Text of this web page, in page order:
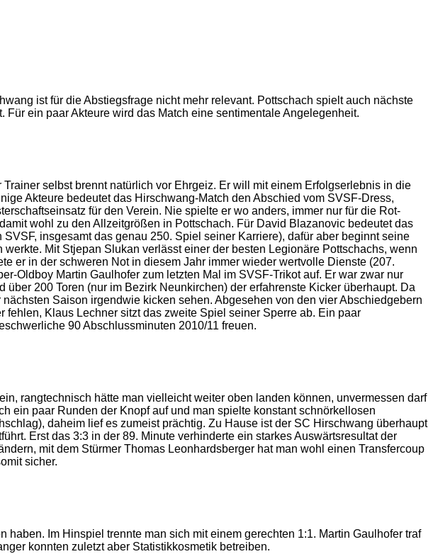
ist für die Abstiegsfrage nicht mehr relevant. Pottschach spielt auch nächste
ein paar Akteure wird das Match eine sentimentale Angelegenheit.
selbst brennt natürlich vor Ehrgeiz. Er will mit einem Erfolgserlebnis in die
Akteure bedeutet das Hirschwang-Match den Abschied vom SVSF-Dress,
für den Verein. Nie spielte er wo anders, immer nur für die Rot-
wohl zu den Allzeitgrößen in Pottschach. Für David Blazanovic bedeutet das
insgesamt das genau 250. Spiel seiner Karriere), dafür aber beginnt seine
Mit Stjepan Slukan verlässt einer der besten Legionäre Pottschachs, wenn
er in der schweren Not in diesem Jahr immer wieder wertvolle Dienste (207.
Oldboy Martin Gaulhofer zum letzten Mal im SVSF-Trikot auf. Er war zwar nur
200 Toren (nur im Bezirk Neunkirchen) der erfahrenste Kicker überhaupt. Da
Saison irgendwie kicken sehen. Abgesehen von den vier Abschiedgebern
Klaus Lechner sitzt das zweite Spiel seiner Sperre ab. Ein paar
90 Abschlussminuten 2010/11 freuen.
rangtechnisch hätte man vielleicht weiter oben landen können, unvermessen darf
ein paar Runden der Knopf auf und man spielte konstant schnörkellosen
daheim lief es zumeist prächtig. Zu Hause ist der SC Hirschwang überhaupt
Erst das 3:3 in der 89. Minute verhinderte ein starkes Auswärtsresultat der
mit dem Stürmer Thomas Leonhardsberger hat man wohl einen Transfercoup
sicher.
Im Hinspiel trennte man sich mit einem gerechten 1:1. Martin Gaulhofer traf
konnten zuletzt aber Statistikkosmetik betreiben.